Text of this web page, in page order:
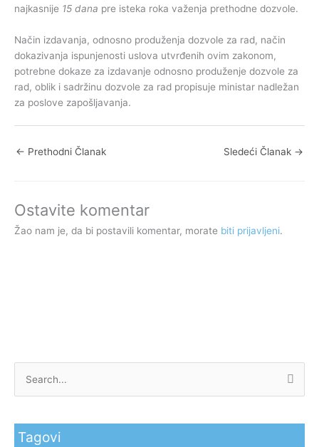
najkasnije 15 dana pre isteka roka važenja prethodne dozvole.
Način izdavanja, odnosno produženja dozvole za rad, način
dokazivanja ispunjenosti uslova utvrđenih ovim zakonom,
potrebne dokaze za izdavanje odnosno produženje dozvole za
rad, oblik i sadržinu dozvole za rad propisuje ministar nadležan
za poslove zapošljavanja.
← Prethodni Članak Sledeći Članak →
Ostavite komentar
Žao nam je, da bi postavili komentar, morate biti prijavljeni.
Tagovi